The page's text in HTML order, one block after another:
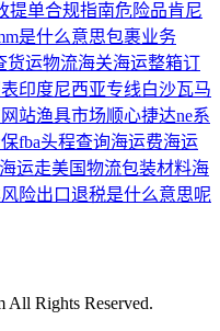
提单合规指南危险品肯尼
是什么意思包裹业务
货运物流海关海运整箱订
印度尼西亚专线白沙瓦马
站渔具市场顺心捷达ne系
fba头程查询海运费海运
海运走美国物流包装材料海
风险出口退税是什么意思呢
All Rights Reserved.